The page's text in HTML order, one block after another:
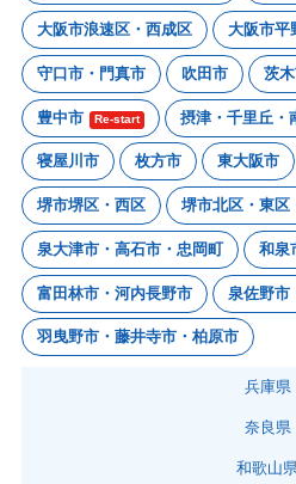
大阪市浪速区・西成区 大阪市平
守口市・門真市 吹田市 茨
豊中市 Re-start 摂津・千里丘・
寝屋川市 枚方市 東大阪市
堺市堺区・西区 堺市北区・東区
泉大津市・高石市・忠岡町 和泉
富田林市・河内長野市 泉佐野市
羽曳野市・藤井寺市・柏原市
兵庫県
奈良県
和歌山